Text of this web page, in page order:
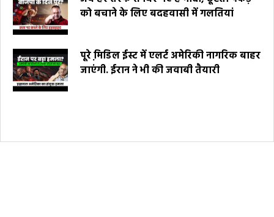
को बचाने के लिए बदहवासी में गलतियां
पूरे मि़डिल ईस्ट में एलर्ट अमेरिकी नागरिक बाहर
जाएंगी. ईरान ने भी की जवाबी तैयारी